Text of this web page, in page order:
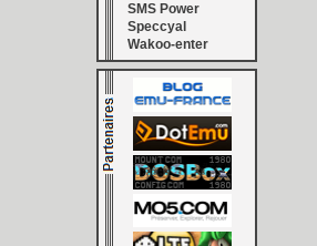
SMS Power
Speccyal
Wakoo-enter